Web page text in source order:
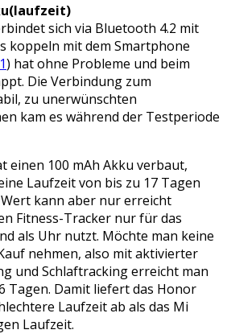
sich via Bluetooth 4.2 mit
koppeln mit dem Smartphone
) hat ohne Probleme und beim
Die Verbindung zum
zu unerwünschten
kam es während der Testperiode
einen 100 mAh Akku verbaut,
Laufzeit von bis zu 17 Tagen
kann aber nur erreicht
Fitness-Tracker nur für das
als Uhr nutzt. Möchte man keine
nehmen, also mit aktivierter
und Schlaftracking erreicht man
Tagen. Damit liefert das Honor
Laufzeit ab als das Mi
Laufzeit.